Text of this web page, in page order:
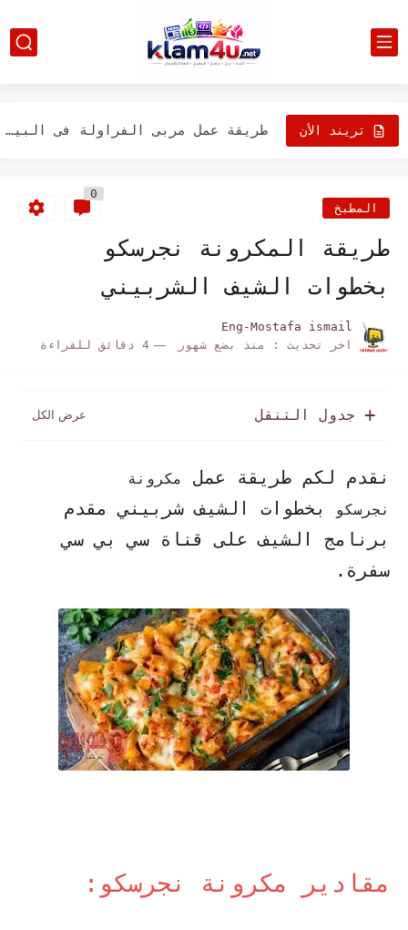
تريند الأن
طريقة عمل المهلبية بالجيلي طبقات بشكل روعة Pudding-Jelly
طريقة عمل مربى الفراولة فى البيت Strawberry Jam
طريقة احلى مكرونة بالصلصة للأطفال
كيفية عمل المكرونه بالبشاميل
المطبخ
0
طريقة المكرونة نجرسكو
بخطوات الشيف الشربيني
Eng-Mostafa ismail
اخر تحديث :
منذ بضع شهور 4 دقائق للقراءة
جدول التنقل
نقدم لكم طريقة عمل
مكرونة
نجرسكو
بخطوات الشيف شربيني مقدم
برنامج الشيف على قناة سي بي سي
سفرة .
مقادير مكرونة نجرسكو: